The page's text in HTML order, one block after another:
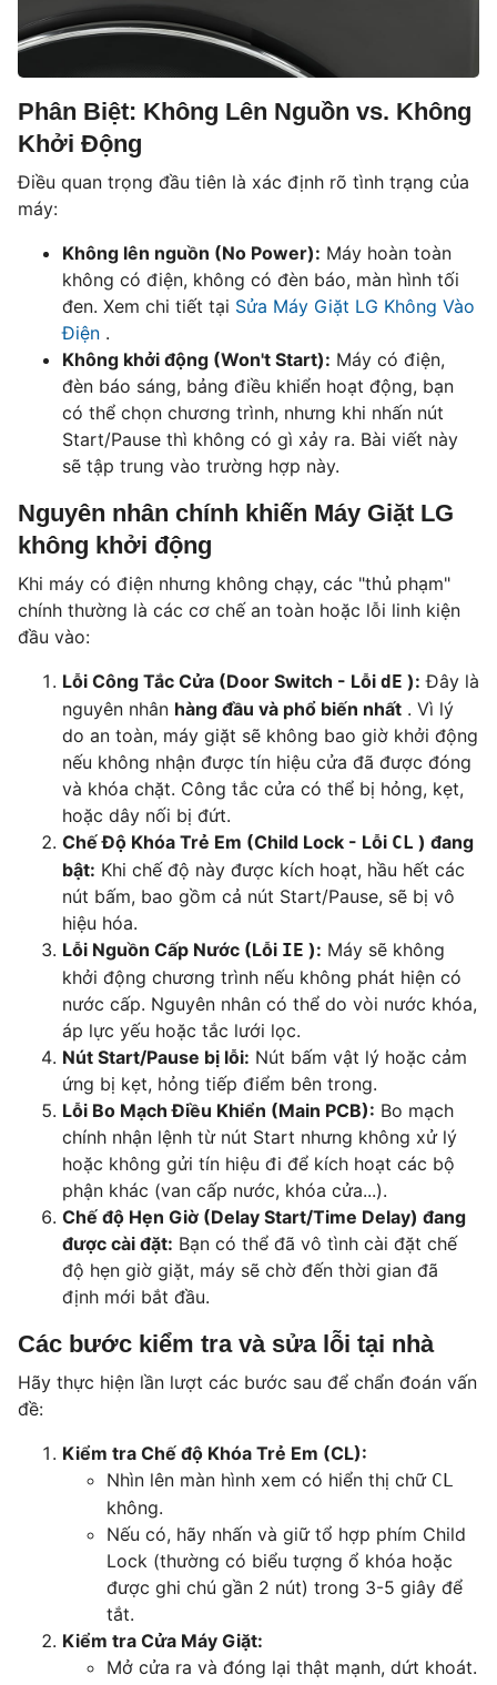
Phân Biệt: Không Lên Nguồn vs. Không
Khởi Động
Điều quan trọng đầu tiên là xác định rõ tình trạng của
máy:
Không lên nguồn (No Power): Máy hoàn toàn
không có điện, không có đèn báo, màn hình tối
đen. Xem chi tiết tại Sửa Máy Giặt LG Không Vào
Điện .
Không khởi động (Won't Start): Máy có điện,
đèn báo sáng, bảng điều khiển hoạt động, bạn
có thể chọn chương trình, nhưng khi nhấn nút
Start/Pause thì không có gì xảy ra. Bài viết này
sẽ tập trung vào trường hợp này.
Nguyên nhân chính khiến Máy Giặt LG
không khởi động
Khi máy có điện nhưng không chạy, các "thủ phạm"
chính thường là các cơ chế an toàn hoặc lỗi linh kiện
đầu vào:
Lỗi Công Tắc Cửa (Door Switch - Lỗi dE ): Đây là
nguyên nhân hàng đầu và phổ biến nhất . Vì lý
do an toàn, máy giặt sẽ không bao giờ khởi động
nếu không nhận được tín hiệu cửa đã được đóng
và khóa chặt. Công tắc cửa có thể bị hỏng, kẹt,
hoặc dây nối bị đứt.
Chế Độ Khóa Trẻ Em (Child Lock - Lỗi CL ) đang
bật: Khi chế độ này được kích hoạt, hầu hết các
nút bấm, bao gồm cả nút Start/Pause, sẽ bị vô
hiệu hóa.
Lỗi Nguồn Cấp Nước (Lỗi IE ): Máy sẽ không
khởi động chương trình nếu không phát hiện có
nước cấp. Nguyên nhân có thể do vòi nước khóa,
áp lực yếu hoặc tắc lưới lọc.
Nút Start/Pause bị lỗi: Nút bấm vật lý hoặc cảm
ứng bị kẹt, hỏng tiếp điểm bên trong.
Lỗi Bo Mạch Điều Khiển (Main PCB): Bo mạch
chính nhận lệnh từ nút Start nhưng không xử lý
hoặc không gửi tín hiệu đi để kích hoạt các bộ
phận khác (van cấp nước, khóa cửa...).
Chế độ Hẹn Giờ (Delay Start/Time Delay) đang
được cài đặt: Bạn có thể đã vô tình cài đặt chế
độ hẹn giờ giặt, máy sẽ chờ đến thời gian đã
định mới bắt đầu.
Các bước kiểm tra và sửa lỗi tại nhà
Hãy thực hiện lần lượt các bước sau để chẩn đoán vấn
đề:
Kiểm tra Chế độ Khóa Trẻ Em (CL):
Nhìn lên màn hình xem có hiển thị chữ CL
không.
Nếu có, hãy nhấn và giữ tổ hợp phím Child
Lock (thường có biểu tượng ổ khóa hoặc
được ghi chú gần 2 nút) trong 3-5 giây để
tắt.
Kiểm tra Cửa Máy Giặt:
Mở cửa ra và đóng lại thật mạnh, dứt khoát.